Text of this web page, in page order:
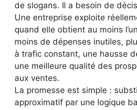
de slogans. Il a besoin de
Une entreprise exploite
quand elle obtient au moins
moins de dépenses inutiles,
à trafic constant, une hausse
une meilleure qualité des
aux ventes.
La promesse est simple :
approximatif par une logique